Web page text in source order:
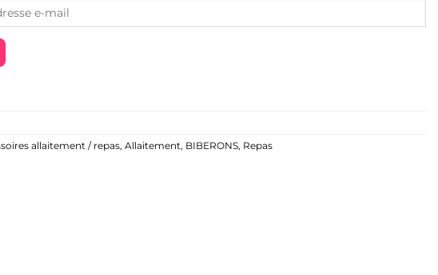
allaitement / repas, Allaitement, BIBERONS, Repas